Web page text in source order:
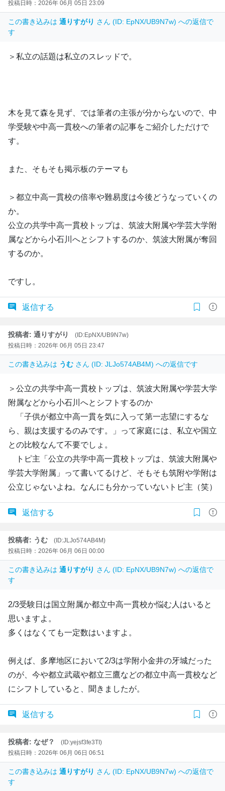
投稿日時：2026年 06月 05日 23:09
この書き込みは 通りすがり さん (ID: EpNX/UB9N7w) への返信で
す
＞私立の話題は私立のスレッドで。
木を見て森を見ず、では筆者の主張が分からないので、中
学受験や中高一貫校への筆者の記事をご紹介しただけで
す。
また、そもそも掲示板のテーマも
＞都立中高一貫校の倍率や難易度は今後どうなっていくの
か。
公立の共学中高一貫校トップは、筑波大附属や学芸大学附
属などから小石川へとシフトするのか、筑波大附属が奪回
するのか。
ですし。
返信する
投稿者: 通りすがり
(ID:EpNX/UB9N7w)
投稿日時：2026年 06月 05日 23:47
この書き込みは うむ さん (ID: JLJo574AB4M) への返信です
＞公立の共学中高一貫校トップは、筑波大附属や学芸大学
附属などから小石川へとシフトするのか
「子供が都立中高一貫を気に入って第一志望にするな
ら、親は支援するのみです。」って家庭には、私立や国立
との比較なんて不要でしょ。
トピ主「公立の共学中高一貫校トップは、筑波大附属や
学芸大学附属」って書いてるけど、そもそも筑附や学附は
公立じゃないよね。なんにも分かっていないトピ主（笑）
返信する
投稿者: うむ
(ID:JLJo574AB4M)
投稿日時：2026年 06月 06日 00:00
この書き込みは 通りすがり さん (ID: EpNX/UB9N7w) への返信で
す
2/3受験日は国立附属か都立中高一貫校か悩む人はいると
思いますよ。
多くはなくても一定数はいますよ。
例えば、多摩地区において2/3は学附小金井の牙城だった
のが、今や都立武蔵や都立三鷹などの都立中高一貫校など
にシフトしていると、聞きましたが。
返信する
投稿者: なぜ？
(ID:yejsf3fe3TI)
投稿日時：2026年 06月 06日 06:51
この書き込みは 通りすがり さん (ID: EpNX/UB9N7w) への返信で
す